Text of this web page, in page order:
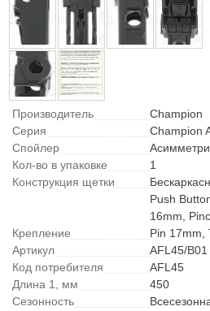
Производитель
Champion
Серия
Champion
Спойлер
Кол-во в упаковке
1
Конструкция щетки
Крепление
Push
16mm,
Pin 17mm,
Артикул
AFL45/B01
Код потребителя
AFL45
Длина 1, мм
450
Сезонность